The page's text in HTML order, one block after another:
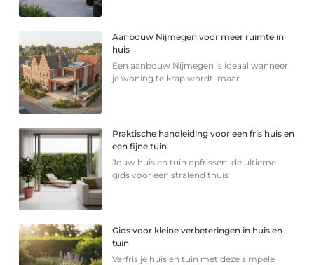
Aanbouw Nijmegen voor meer ruimte in
huis
Een aanbouw Nijmegen is ideaal wanneer
je woning te krap wordt, maar
Praktische handleiding voor een fris huis en
een fijne tuin
Jouw huis en tuin opfrissen: de ultieme
gids voor een stralend thuis
Gids voor kleine verbeteringen in huis en
tuin
Verfris je huis en tuin met deze simpele